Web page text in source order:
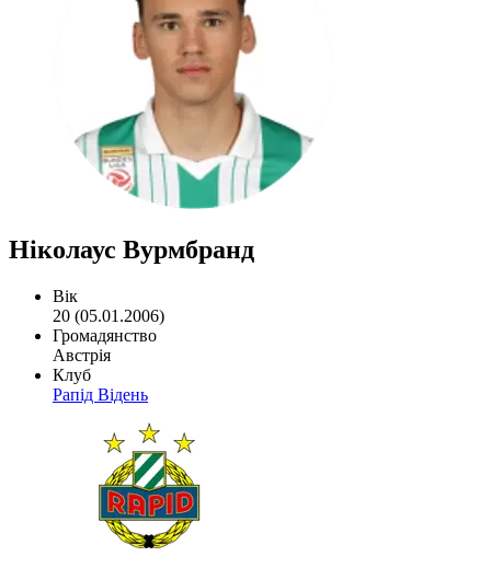
Ніколаус Вурмбранд
Вік
20 (05.01.2006)
Громадянство
Австрія
Клуб
Рапід Відень